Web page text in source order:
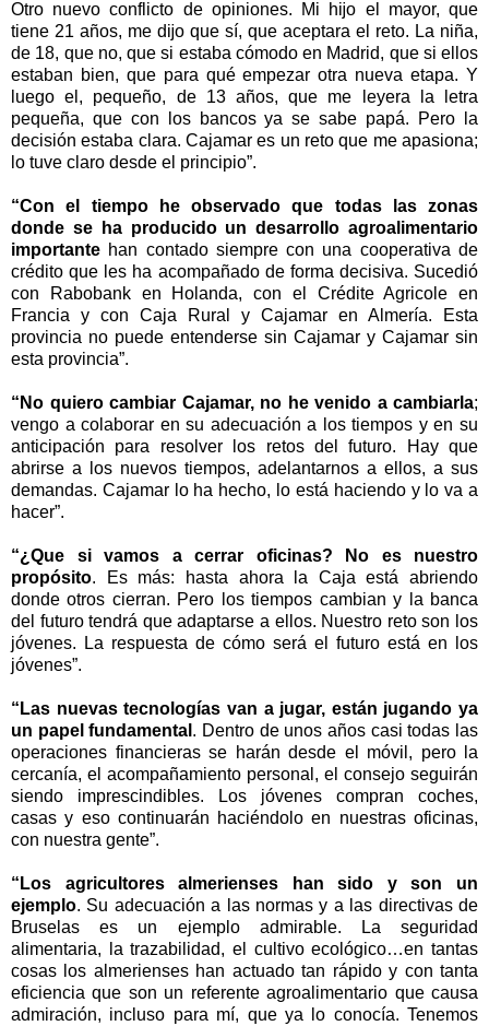
Otro nuevo conflicto de opiniones. Mi hĳo el mayor, que
tiene 21 años, me dĳo que sí, que aceptara el reto. La niña,
de 18, que no, que si estaba cómodo en Madrid, que si ellos
estaban bien, que para qué empezar otra nueva etapa. Y
luego el, pequeño, de 13 años, que me leyera la letra
pequeña, que con los bancos ya se sabe papá. Pero la
decisión estaba clara. Cajamar es un reto que me apasiona;
lo tuve claro desde el principio”.
“Con el tiempo he observado que todas las zonas
donde se ha producido un desarrollo agroalimentario
importante han contado siempre con una cooperativa de
crédito que les ha acompañado de forma decisiva. Sucedió
con Rabobank en Holanda, con el Crédite Agricole en
Francia y con Caja Rural y Cajamar en Almería. Esta
provincia no puede entenderse sin Cajamar y Cajamar sin
esta provincia”.
“No quiero cambiar Cajamar, no he venido a cambiarla;
vengo a colaborar en su adecuación a los tiempos y en su
anticipación para resolver los retos del futuro. Hay que
abrirse a los nuevos tiempos, adelantarnos a ellos, a sus
demandas. Cajamar lo ha hecho, lo está haciendo y lo va a
hacer”.
“¿Que si vamos a cerrar oficinas? No es nuestro
propósito. Es más: hasta ahora la Caja está abriendo
donde otros cierran. Pero los tiempos cambian y la banca
del futuro tendrá que adaptarse a ellos. Nuestro reto son los
jóvenes. La respuesta de cómo será el futuro está en los
jóvenes”.
“Las nuevas tecnologías van a jugar, están jugando ya
un papel fundamental . Dentro de unos años casi todas las
operaciones financieras se harán desde el móvil, pero la
cercanía, el acompañamiento personal, el consejo seguirán
siendo imprescindibles. Los jóvenes compran coches,
casas y eso continuarán haciéndolo en nuestras oficinas,
con nuestra gente”.
“Los agricultores almerienses han sido y son un
ejemplo. Su adecuación a las normas y a las directivas de
Bruselas es un ejemplo admirable. La seguridad
alimentaria, la trazabilidad, el cultivo ecológico…en tantas
cosas los almerienses han actuado tan rápido y con tanta
eficiencia que son un referente agroalimentario que causa
admiración, incluso para mí, que ya lo conocía. Tenemos